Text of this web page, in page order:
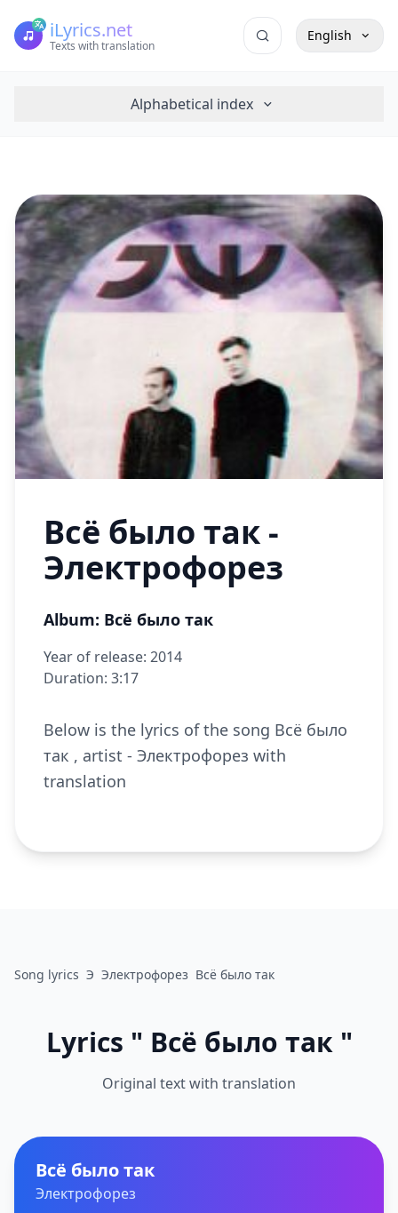
iLyrics.net
Texts with translation
English
Alphabetical index
Всё было так -
Электрофорез
Album: Всё было так
Year of release: 2014
Duration: 3:17
Below is the lyrics of the song Всё было
так , artist - Электрофорез with
translation
Song lyrics Э Электрофорез Всё было так
Lyrics " Всё было так "
Original text with translation
Всё было так
Электрофорез